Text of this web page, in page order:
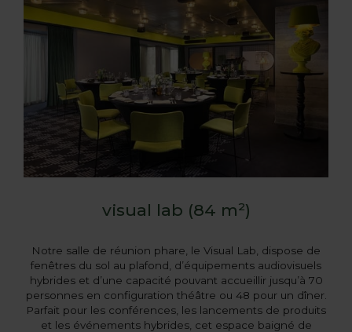
visual lab (84 m²)
Notre salle de réunion phare, le Visual Lab, dispose de
fenêtres du sol au plafond, d’équipements audiovisuels
hybrides et d’une capacité pouvant accueillir jusqu’à 70
personnes en configuration théâtre ou 48 pour un dîner.
Parfait pour les conférences, les lancements de produits
et les événements hybrides, cet espace baigné de